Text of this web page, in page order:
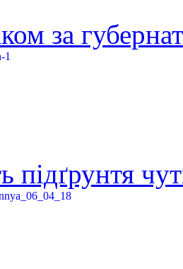
за
підґрунтя